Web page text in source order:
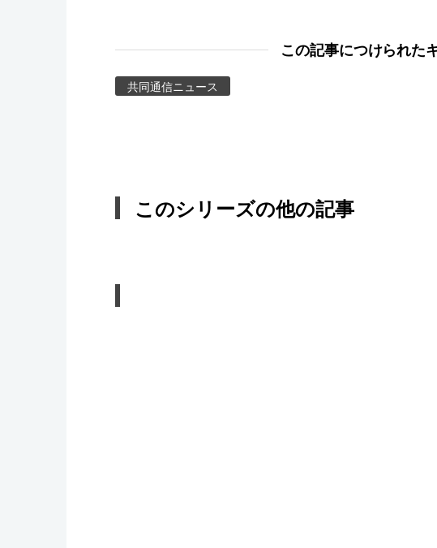
この記事につけられた
共同通信ニュース
このシリーズの他の記事